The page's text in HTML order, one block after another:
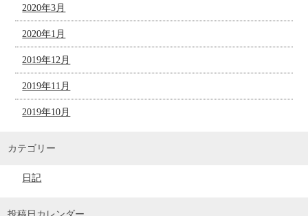
2020年3月
2020年1月
2019年12月
2019年11月
2019年10月
カテゴリー
日記